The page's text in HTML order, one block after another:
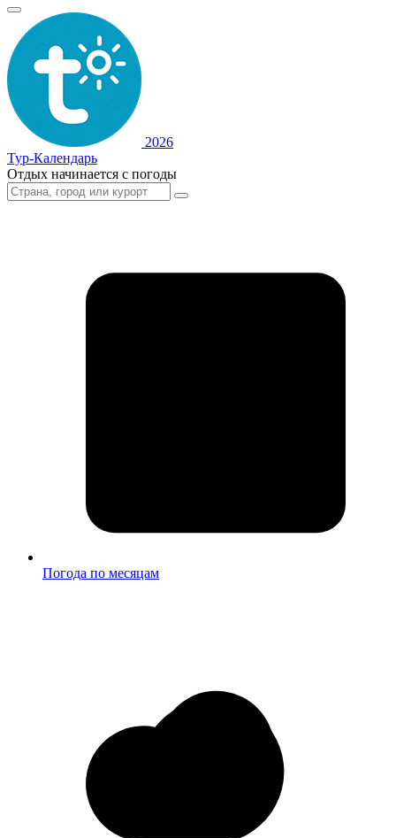
2026
Тур-Календарь
Отдых начинается с погоды
Погода по месяцам